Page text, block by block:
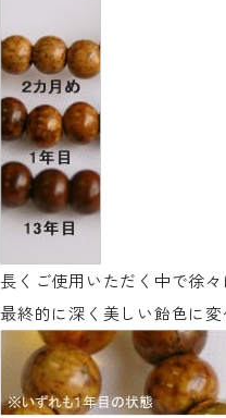
長くご使用いただく中で徐々
最終的に深く美しい飴色に